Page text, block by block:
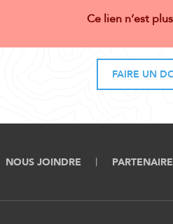
Ce lien n’est
FAIRE UN
NOUS JOINDRE